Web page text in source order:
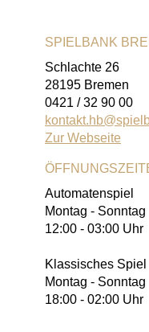
SPIELBANK
Schlachte 26
28195 Bremen
0421 / 32 90 00
Zur Webseite
Automatenspiel
Montag - Sonntag
12:00 - 03:00 Uhr
Klassisches Spiel
Montag - Sonntag
18:00 - 02:00 Uhr